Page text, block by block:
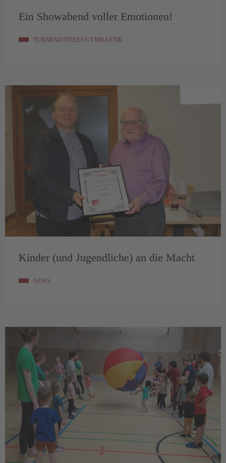
Ein Showabend voller Emotionen!
TURNEN/FITNESS/GYMNASTIK
Kinder (und Jugendliche) an die Macht
NEWS